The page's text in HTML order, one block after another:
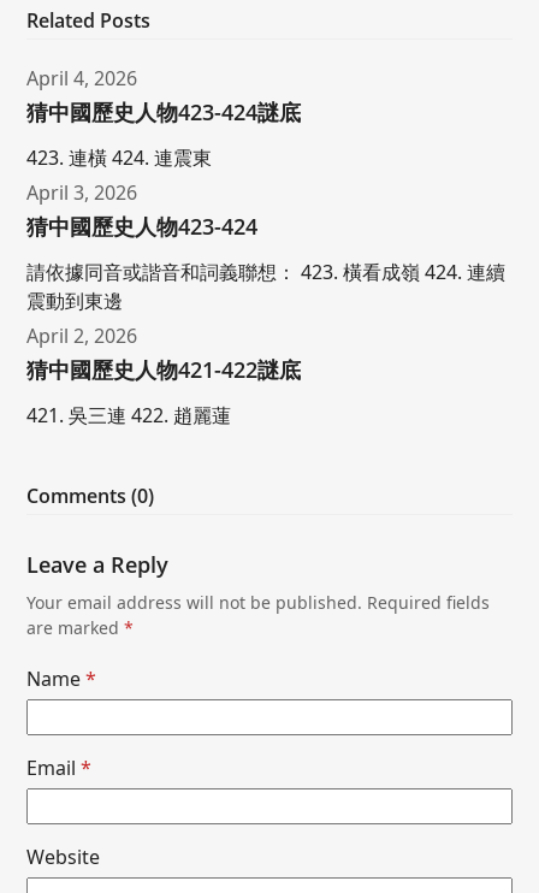
Related Posts
April 4, 2026
猜中國歷史人物423-424謎底
423. 連橫 424. 連震東
April 3, 2026
猜中國歷史人物423-424
請依據同音或諧音和詞義聯想： 423. 橫看成嶺 424. 連續
震動到東邊
April 2, 2026
猜中國歷史人物421-422謎底
421. 吳三連 422. 趙麗蓮
Comments (0)
Leave a Reply
Your email address will not be published. Required fields
are marked*
Name*
Email*
Website